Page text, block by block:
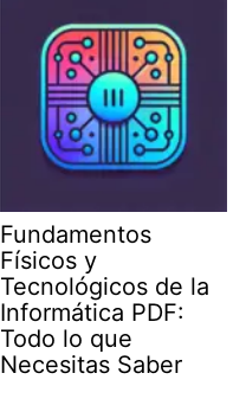
Fundamentos
Físicos y
Tecnológicos de la
Informática PDF:
Todo lo que
Necesitas Saber